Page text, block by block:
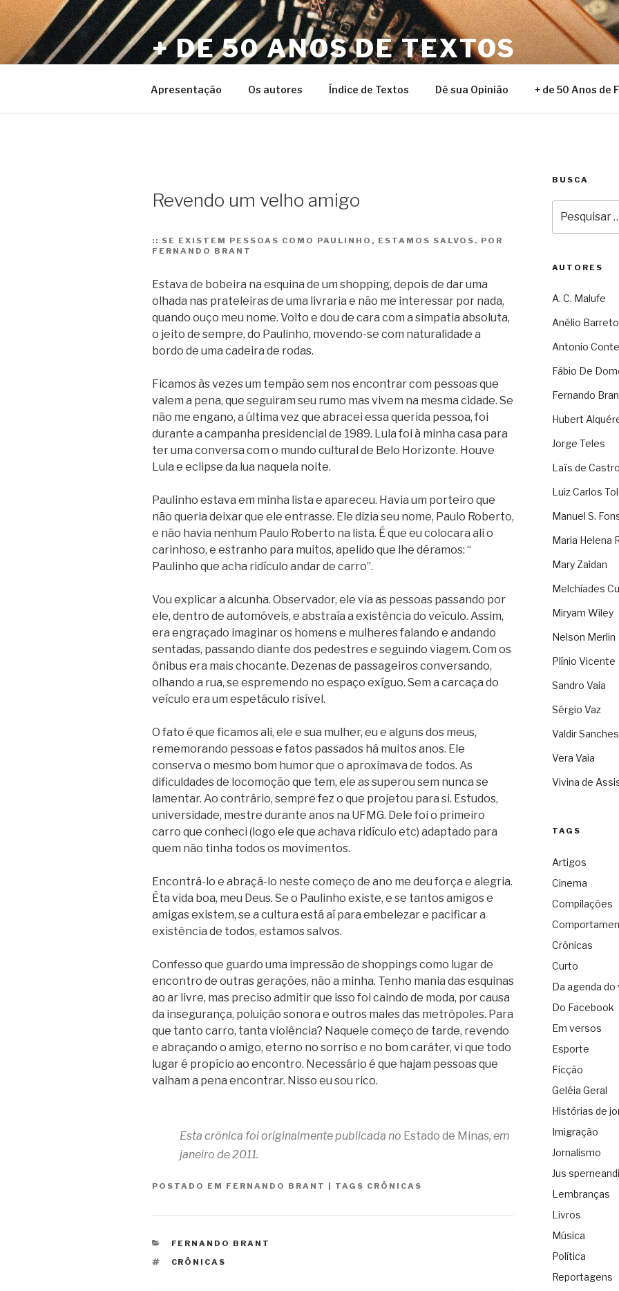
Pular
para
o
conteúdo
+ DE 50 ANOS DE TEXTOS
Apresentação Os autores Índice de Textos Dê sua Opinião + de 50 Anos de
Revendo um velho amigo
:: SE EXISTEM PESSOAS COMO PAULINHO, ESTAMOS SALVOS. POR
FERNANDO BRANT
Estava de bobeira na esquina de um shopping, depois de dar uma
olhada nas prateleiras de uma livraria e não me interessar por nada,
quando ouço meu nome. Volto e dou de cara com a simpatia absoluta,
o jeito de sempre, do Paulinho, movendo-se com naturalidade a
bordo de uma cadeira de rodas.
Ficamos às vezes um tempão sem nos encontrar com pessoas que
valem a pena, que seguiram seu rumo mas vivem na mesma cidade. Se
não me engano, a última vez que abracei essa querida pessoa, foi
durante a campanha presidencial de 1989. Lula foi à minha casa para
ter uma conversa com o mundo cultural de Belo Horizonte. Houve
Lula e eclipse da lua naquela noite.
Paulinho estava em minha lista e apareceu. Havia um porteiro que
não queria deixar que ele entrasse. Ele dizia seu nome, Paulo Roberto,
e não havia nenhum Paulo Roberto na lista. É que eu colocara ali o
carinhoso, e estranho para muitos, apelido que lhe déramos: “
Paulinho que acha ridículo andar de carro”.
Vou explicar a alcunha. Observador, ele via as pessoas passando por
ele, dentro de automóveis, e abstraía a existência do veículo. Assim,
era engraçado imaginar os homens e mulheres falando e andando
sentadas, passando diante dos pedestres e seguindo viagem. Com os
ônibus era mais chocante. Dezenas de passageiros conversando,
olhando a rua, se espremendo no espaço exíguo. Sem a carcaça do
veículo era um espetáculo risível.
O fato é que ficamos ali, ele e sua mulher, eu e alguns dos meus,
rememorando pessoas e fatos passados há muitos anos. Ele
conserva o mesmo bom humor que o aproximava de todos. As
dificuldades de locomoção que tem, ele as superou sem nunca se
lamentar. Ao contrário, sempre fez o que projetou para si. Estudos,
universidade, mestre durante anos na UFMG. Dele foi o primeiro
carro que conheci (logo ele que achava ridículo etc) adaptado para
quem não tinha todos os movimentos.
Encontrá-lo e abraçá-lo neste começo de ano me deu força e alegria.
Êta vida boa, meu Deus. Se o Paulinho existe, e se tantos amigos e
amigas existem, se a cultura está aí para embelezar e pacificar a
existência de todos, estamos salvos.
Confesso que guardo uma impressão de shoppings como lugar de
encontro de outras gerações, não a minha. Tenho mania das esquinas
ao ar livre, mas preciso admitir que isso foi caindo de moda, por causa
da insegurança, poluição sonora e outros males das metrópoles. Para
que tanto carro, tanta violência? Naquele começo de tarde, revendo
e abraçando o amigo, eterno no sorriso e no bom caráter, vi que todo
lugar é propício ao encontro. Necessário é que hajam pessoas que
valham a pena encontrar. Nisso eu sou rico.
Esta crônica foi originalmente publicada no Estado de Minas, em
janeiro de 2011.
POSTADO EM FERNANDO BRANT | TAGS CRÔNICAS
CATEGORIAS
FERNANDO BRANT
TAGS
CRÔNICAS
BUSCA
por:
AUTORES
A. C. Malufe
Anélio Barreto
Antonio
Fábio De
Fernando
Hubert
Jorge Teles
Laïs de Castro
Luiz Carlos
Manuel S.
Maria Helena
Mary Zaidan
Melchíades
Miryam Wiley
Nelson Merlin
Plínio Vicente
Sandro Vaia
Sérgio Vaz
Valdir Sanches
Vera Vaia
Vivina de
TAGS
Artigos
Cinema
Compilações
Crônicas
Curto
Da agenda do
Do Facebook
Em versos
Esporte
Ficção
Geléia Geral
Histórias de
Imigração
Jornalismo
Jus sperneandi
Lembranças
Livros
Música
Política
Reportagens